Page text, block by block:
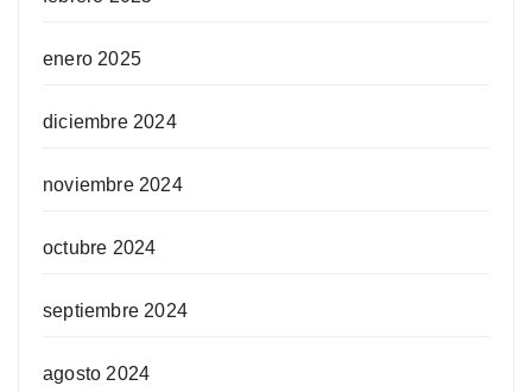
enero 2025
diciembre 2024
noviembre 2024
octubre 2024
septiembre 2024
agosto 2024